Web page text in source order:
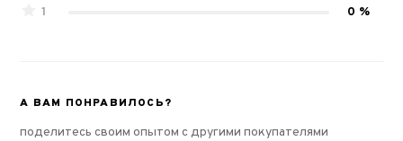
1
0 %
А ВАМ ПОНРАВИЛОСЬ?
поделитесь своим опытом с другими покупателями